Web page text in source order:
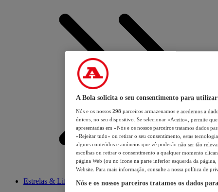
Estrelas & Lifestyle
A Bola solicita o seu consentimento para utilizar
Nós e os nossos 298 parceiros armazenamos e acedemos a
únicos, no seu dispositivo. Se selecionar «Aceito», permite
apresentadas em «Nós e os nossos parceiros tratamos dados
«Rejeitar tudo» ou retirar o seu consentimento, estas
alguns conteúdos e anúncios que vê poderão não ser tão
escolhas ou retirar o consentimento a qualquer momento
página Web (ou no ícone na parte inferior esquerda da página,
Website. Para mais informação, consulte a nossa política de
Nós e os nossos parceiros tratamos os dados